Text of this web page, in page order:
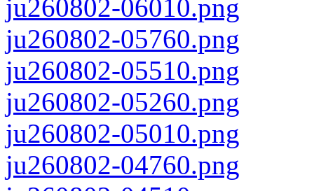
ju260802-06010.png
ju260802-05760.png
ju260802-05510.png
ju260802-05260.png
ju260802-05010.png
ju260802-04760.png